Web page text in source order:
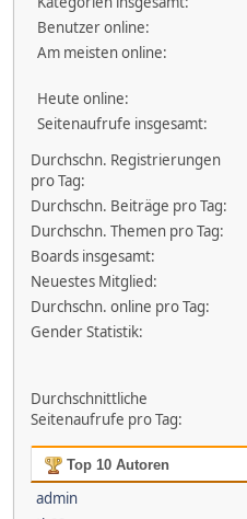
Benutzer online:
Am meisten online:
Heute online:
Seitenaufrufe insgesamt:
Durchschn. Registrierungen
pro Tag:
Durchschn. Beiträge pro Tag:
Durchschn. Themen pro Tag:
Boards insgesamt:
Neuestes Mitglied:
Durchschn. online pro Tag:
Gender Statistik:
Durchschnittliche
Seitenaufrufe pro Tag:
Top 10 Autoren
admin